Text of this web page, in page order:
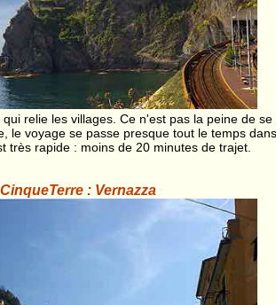
relie les villages. Ce n'est pas la peine de se
le voyage se passe presque tout le temps dans
très rapide : moins de 20 minutes de trajet.
CinqueTerre : Vernazza